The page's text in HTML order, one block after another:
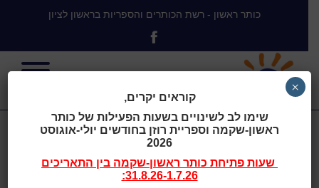
כותר ראשון - רשת הכותרים והספריות בראשון לציון
ידעתי למה
קוראים יקרים,
שימו לב לשינויים בשעות הפעילות של כותר
ראשון-שקמה וספריית רוזן בחודשים יולי-אוגוסט
2026
שעות פתיחת כותר ראשון-שקמה בין התאריכים
31.8.26-1.7.26:
×